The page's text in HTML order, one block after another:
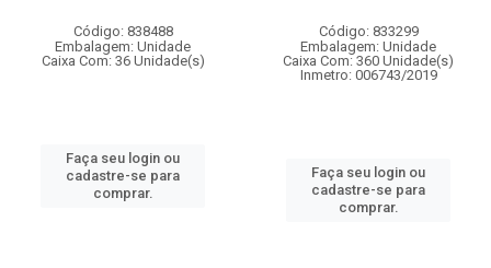
Código: 838488
Embalagem: Unidade
Caixa Com: 36 Unidade(s)
Faça seu login ou
cadastre-se para
comprar.
Código: 833299
Embalagem: Unidade
Caixa Com: 360 Unidade(s)
Inmetro: 006743/2019
Faça seu login ou
cadastre-se para
comprar.